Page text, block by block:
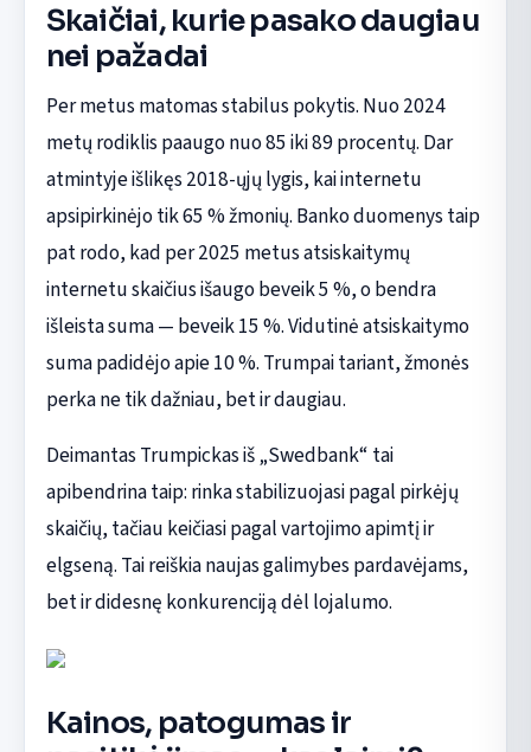
Skaičiai, kurie pasako daugiau
nei pažadai
Per metus matomas stabilus pokytis. Nuo 2024
metų rodiklis paaugo nuo 85 iki 89 procentų. Dar
atmintyje išlikęs 2018-ųjų lygis, kai internetu
apsipirkinėjo tik 65 % žmonių. Banko duomenys taip
pat rodo, kad per 2025 metus atsiskaitymų
internetu skaičius išaugo beveik 5 %, o bendra
išleista suma — beveik 15 %. Vidutinė atsiskaitymo
suma padidėjo apie 10 %. Trumpai tariant, žmonės
perka ne tik dažniau, bet ir daugiau.
Deimantas Trumpickas iš „Swedbank“ tai
apibendrina taip: rinka stabilizuojasi pagal pirkėjų
skaičių, tačiau keičiasi pagal vartojimo apimtį ir
elgseną. Tai reiškia naujas galimybes pardavėjams,
bet ir didesnę konkurenciją dėl lojalumo.
Kainos, patogumas ir